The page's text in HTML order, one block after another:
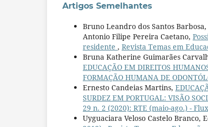
Artigos Semelhantes
Bruno Leandro dos Santos
Antonio Filipe Pereira Caetano,
residente , Revista Temas em
Bruna Katherine Guimarães
EDUCAÇÃO EM DIREITOS
FORMAÇÃO HUMANA DE
Ernesto Candeias Martins,
SURDEZ EM PORTUGAL: VISÃO
29 n. 2 (2020): RTE (maio-ago.) -
Uyguaciara Veloso Castelo Branco,